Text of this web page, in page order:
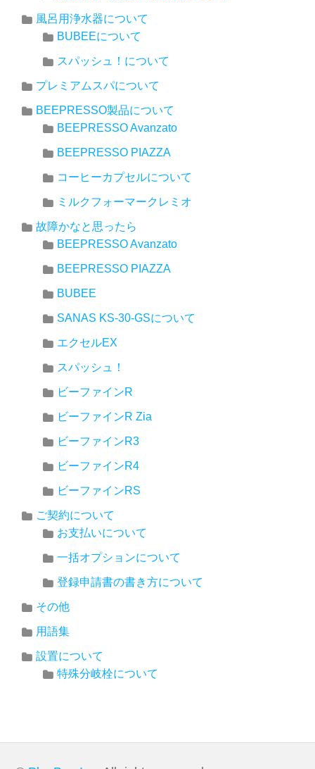
風呂用浄水器について
BUBEEについて
スパッシュ！について
プレミアムスパについて
BEEPRESSO製品について
BEEPRESSO Avanzato
BEEPRESSO PIAZZA
コーヒーカプセルについて
ミルクフォーマークレミオ
故障かなと思ったら
BEEPRESSO Avanzato
BEEPRESSO PIAZZA
BUBEE
SANAS KS-30-GSについて
エクセルEX
スパッシュ！
ビーファインR
ビーファインR Zia
ビーファインR3
ビーファインR4
ビーファインRS
ご契約について
お支払いについて
一括オプションについて
登録申請書の書き方について
その他
用語集
設置について
特殊分岐栓について